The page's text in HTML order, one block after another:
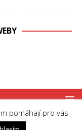
by
pomáhají pro vás